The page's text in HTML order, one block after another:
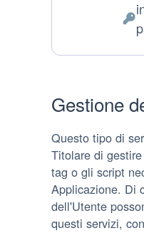
Gestione
Questo tipo di
Titolare di
tag o gli script
Applicazione. Di
dell'Utente
questi servizi,